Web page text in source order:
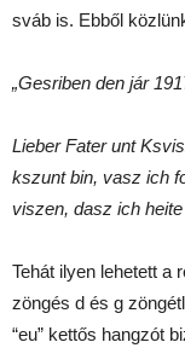
sváb is. Ebből
„Gesriben den jár
Lieber Fater unt
kszunt bin, vasz ich
viszen, dasz ich
Tehát ilyen lehetett a
zöngés d és g
“eu” kettős hangzót